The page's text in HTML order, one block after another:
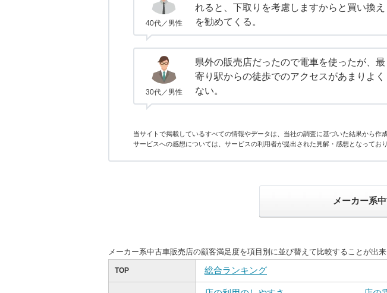
40代／男性
れると、下取りを考慮しますからと買い換え
を勧めてくる。
30代／男性
県外の販売店だったので電車を使ったが、最
寄り駅からの徒歩でのアクセスがあまりよく
ない。
当サイトで掲載しているすべての情報やデータは、当社の調査に基づいた結果から作
サービスへの感想については、サービスの利用者が提出された見解・感想となってお
メーカー系
メーカー系中古車販売店の顧客満足度を項目別に並び替えて比較することが出来
TOP 総合ランキング